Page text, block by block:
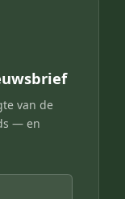
van de
— en